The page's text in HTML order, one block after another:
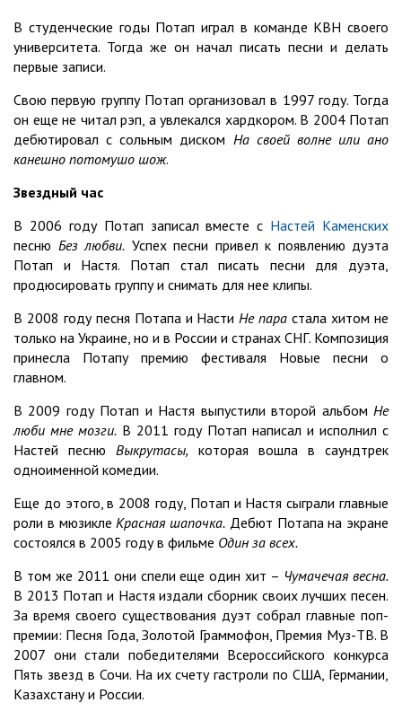
В студенческие годы Потап играл в команде КВН своего
университета. Тогда же он начал писать песни и делать
первые записи.
Свою первую группу Потап организовал в 1997 году. Тогда
он еще не читал рэп, а увлекался хардкором. В 2004 Потап
дебютировал с сольным диском На своей волне или ано
канешно потомушо шож.
Звездный час
В 2006 году Потап записал вместе с Настей Каменских
песню Без любви. Успех песни привел к появлению дуэта
Потап и Настя. Потап стал писать песни для дуэта,
продюсировать группу и снимать для нее клипы.
В 2008 году песня Потапа и Насти Не парастала хитом не
только на Украине, но и в России и странах СНГ. Композиция
принесла Потапу премию фестиваля Новые песни о
главном.
В 2009 году Потап и Настя выпустили второй альбом Не
люби мне мозги. В 2011 году Потап написал и исполнил с
Настей песню Выкрутасы, которая вошла в саундтрек
одноименной комедии.
Еще до этого, в 2008 году, Потап и Настя сыграли главные
роли в мюзикле Красная шапочка. Дебют Потапа на экране
состоялся в 2005 году в фильме Один за всех.
В том же 2011 они спели еще один хит – Чумачечая весна.
В 2013 Потап и Настя издали сборник своих лучших песен.
За время своего существования дуэт собрал главные поп-
премии: Песня Года, Золотой Граммофон, Премия Муз-ТВ. В
2007 они стали победителями Всероссийского конкурса
Пять звезд в Сочи. На их счету гастроли по США, Германии,
Казахстану и России.